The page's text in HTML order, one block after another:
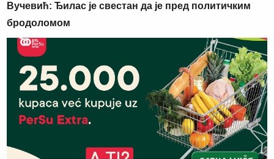
Вучевић: Ђилас је свестан да је пред политичким
бродоломом